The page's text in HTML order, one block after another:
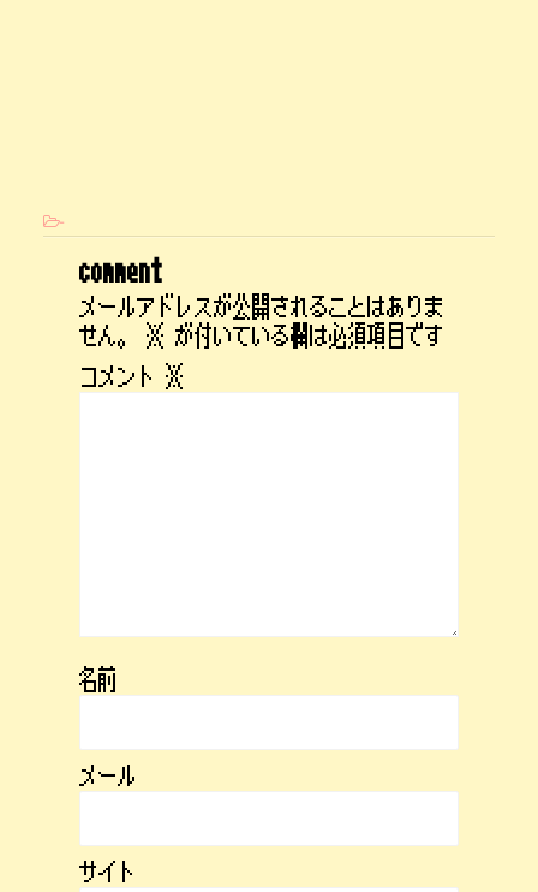
-
comment
メールアドレスが公開されることはありま
せん。
※ が付いている欄は必須項目です
コメント ※
名前
メール
サイト